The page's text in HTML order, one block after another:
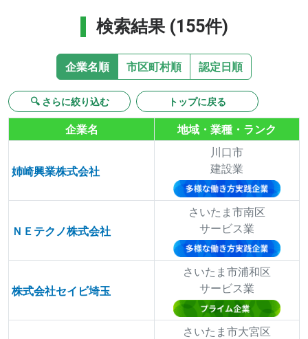
検索結果 (155件)
企業名順 市区町村順 認定日順
🔍 さらに絞り込む トップに戻る
企業名 地域・業種・ランク
姉崎興業株式会社
川口市
建設業
ＮＥテクノ株式会社
さいたま市南区
サービス業
株式会社セイビ埼玉
さいたま市浦和区
サービス業
さいたま市大宮区